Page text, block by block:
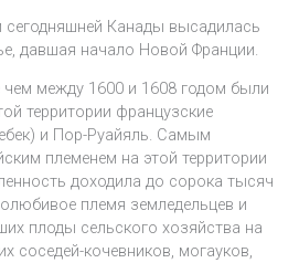
сегодняшней Канады высадилась
давшая начало Новой Франции.
между 1600 и 1608 годом были
территории французские
и Пор-Руайяль. Самым
племенем на этой территории
доходила до сорока тысяч
племя земледельцев и
плоды сельского хозяйства на
соседей-кочевников, могауков,